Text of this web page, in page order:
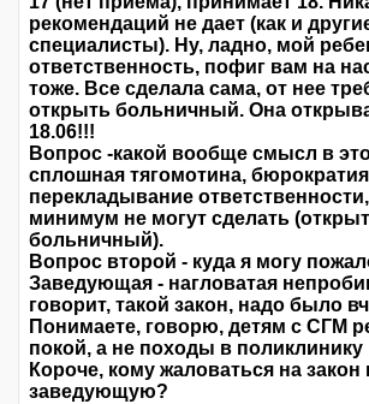
рекомендаций не дает (как и
специалисты). Ну, ладно, мой
ответственность, пофиг вам на
тоже. Все сделала сама, от нее
открыть больничный. Она
18.06!!!
Вопрос -какой вообще смысл в
сплошная тягомотина,
перекладывание
минимум не могут сделать
больничный).
Вопрос второй - куда я могу
Заведующая - нагловатая
говорит, такой закон, надо было
Понимаете, говорю, детям с СГМ
покой, а не походы в поликлинику
Короче, кому жаловаться на закон
заведующую?